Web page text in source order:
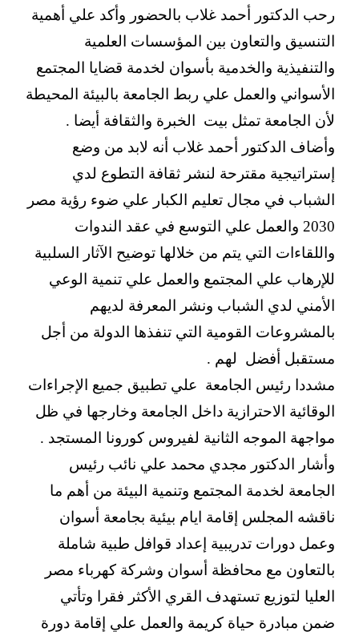
رحب الدكتور أحمد غلاب بالحضور وأكد علي أهمية
التنسيق والتعاون بين المؤسسات العلمية
والتنفيذية والخدمية بأسوان لخدمة قضايا المجتمع
الأسواني والعمل علي ربط الجامعة بالبيئة المحيطة
لأن الجامعة تمثل بيت الخبرة والثقافة أيضا .
وأضاف الدكتور أحمد غلاب أنه لابد من وضع
إستراتيجية مقترحة لنشر ثقافة التطوع لدي
الشباب في مجال تعليم الكبار علي ضوء رؤية مصر
2030 والعمل علي التوسع في عقد الندوات
واللقاءات التي يتم من خلالها توضيح الآثار السلبية
للإرهاب علي المجتمع والعمل علي تنمية الوعي
الأمني لدي الشباب ونشر المعرفة لديهم
بالمشروعات القومية التي تنفذها الدولة من أجل
مستقبل أفضل لهم .
مشددا رئيس الجامعة علي تطبيق جميع الإجراءات
الوقائية الاحترازية داخل الجامعة وخارجها في ظل
مواجهة الموجه الثانية لفيروس كورونا المستجد .
وأشار الدكتور مجدي محمد علي نائب رئيس
الجامعة لخدمة المجتمع وتنمية البيئة من أهم ما
ناقشه المجلس إقامة ايام بيئية بجامعة أسوان
وعمل دورات تدريبية إعداد قوافل طبية شاملة
بالتعاون مع محافظة أسوان وشركة كهرباء مصر
العليا لتوزيع تستهدف القري الأكثر فقرا وتأتي
ضمن مبادرة حياة كريمة والعمل علي إقامة دورة